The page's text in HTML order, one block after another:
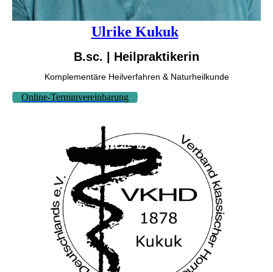
Ulrike Kukuk
B.sc. | Heilpraktikerin
Komplementäre Heilverfahren & Naturheilkunde
Online-Terminvereinbarung